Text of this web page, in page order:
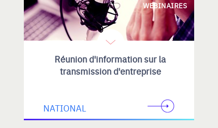
WEBINAIRES
Réunion d'information sur la
transmission d'entreprise
NATIONAL